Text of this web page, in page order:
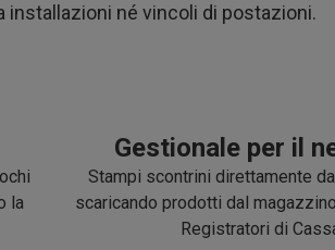
installazioni né vincoli di postazioni.
la
Gestionale per il
Stampi scontrini direttamente
scaricando prodotti dal
Registratori di